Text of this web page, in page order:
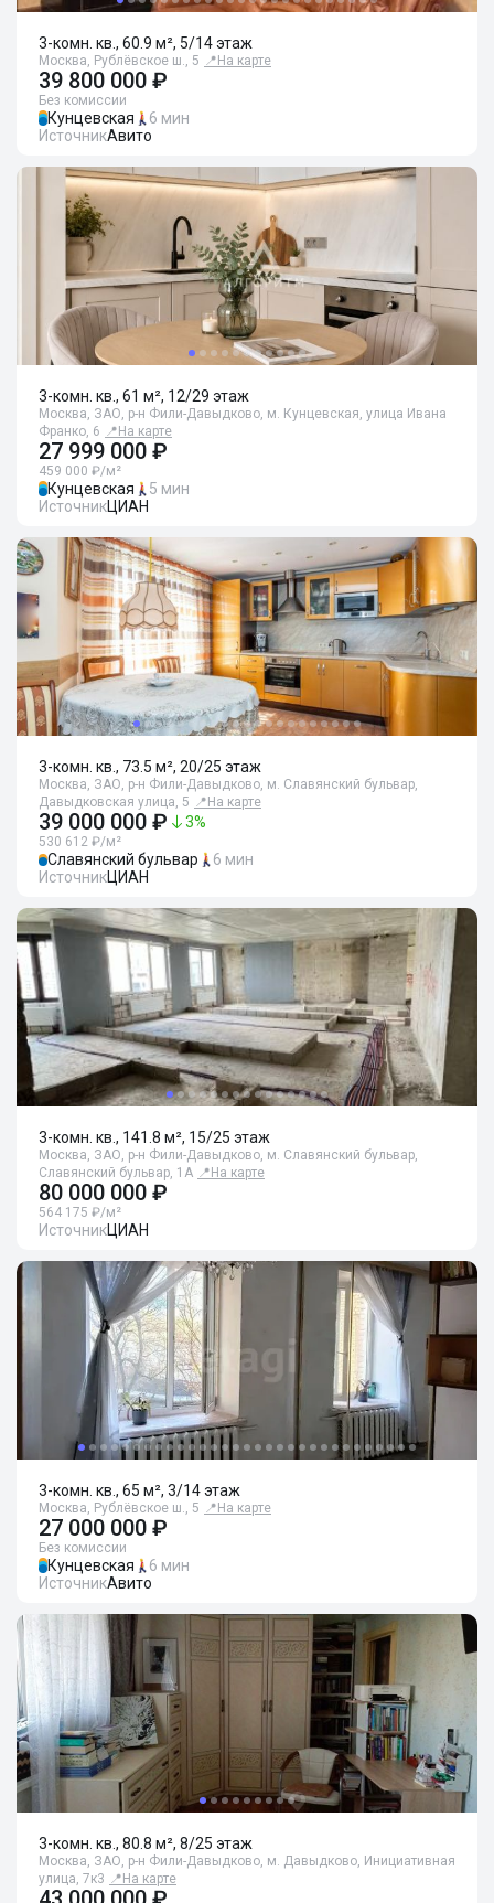
3-комн. кв., 60.9 м², 5/14 этаж
Москва, Рублёвское ш., 5 📍 На карте
39 800 000 ₽
Без комиссии
Кунцевская
6 мин
ИсточникАвито
3-комн. кв., 61 м², 12/29 этаж
Москва, ЗАО, р-н Фили-Давыдково, м. Кунцевская, улица Ивана
Франко, 6 📍 На карте
27 999 000 ₽
459 000 ₽/м²
Кунцевская
5 мин
ИсточникЦИАН
3-комн. кв., 73.5 м², 20/25 этаж
Москва, ЗАО, р-н Фили-Давыдково, м. Славянский бульвар,
Давыдковская улица, 5 📍 На карте
39 000 000 ₽ 3%
530 612 ₽/м²
Славянский бульвар
6 мин
ИсточникЦИАН
3-комн. кв., 141.8 м², 15/25 этаж
Москва, ЗАО, р-н Фили-Давыдково, м. Славянский бульвар,
Славянский бульвар, 1А 📍 На карте
80 000 000 ₽
564 175 ₽/м²
ИсточникЦИАН
3-комн. кв., 65 м², 3/14 этаж
Москва, Рублёвское ш., 5 📍 На карте
27 000 000 ₽
Без комиссии
Кунцевская
6 мин
ИсточникАвито
3-комн. кв., 80.8 м², 8/25 этаж
Москва, ЗАО, р-н Фили-Давыдково, м. Давыдково, Инициативная
улица, 7к3 📍 На карте